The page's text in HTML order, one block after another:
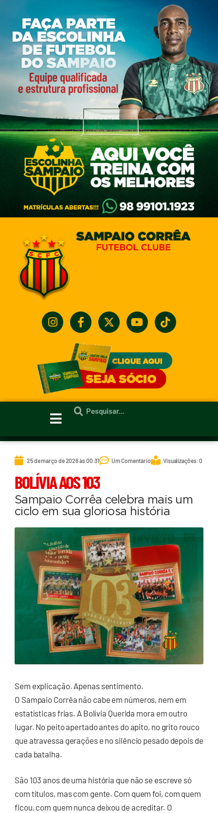
25 de março de 2026 às 00:31 Um Comentário Visualizações: 0
BOLÍVIA AOS 103
Sampaio Corrêa celebra mais um
ciclo em sua gloriosa história
Sem explicação. Apenas sentimento.
O Sampaio Corrêa não cabe em números, nem em
estatísticas frias. A Bolívia Querida mora em outro
lugar. No peito apertado antes do apito, no grito rouco
que atravessa gerações e no silêncio pesado depois de
cada batalha.
São 103 anos de uma história que não se escreve só
com títulos, mas com gente. Com quem foi, com quem
ficou, com quem nunca deixou de acreditar. O